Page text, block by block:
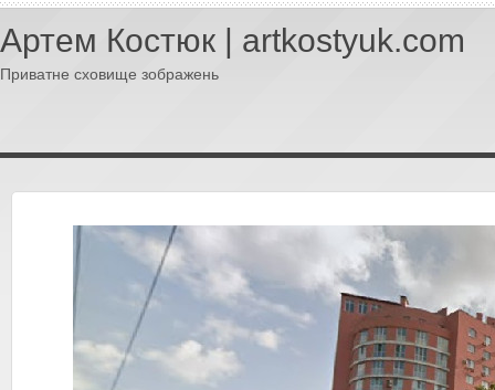
Артем Костюк | artkostyuk.com
Приватне сховище зображень